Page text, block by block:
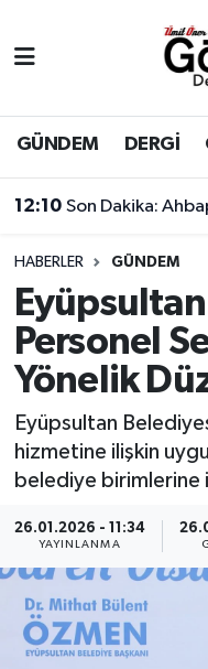
GÜNDEM DERGİ
12:10 Son Dakika: Ahbap
HABERLER GÜNDEM
Personel
Yönelik
Eyüpsultan
hizmetine ilişkin
belediye birimlerine
26.01.2026 - 11:34
YAYINLANMA
BİLİM
DERGİ
DÜNYA
EĞİTİM
EKONOMİ
GÖKTÜRK
GÜNDEM
KEMERBURGAZ
MAGAZİN
Eyüpsultan
Eyüpsultan
Süper Lig Puan
Tüm Manşetler
Son Dakika
Haber Arşivi